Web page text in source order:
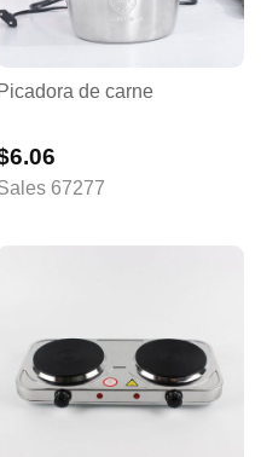
Picadora de carne
67277